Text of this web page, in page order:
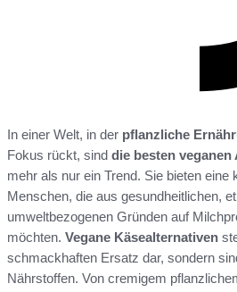
In einer Welt, in der pflanzliche
Fokus rückt, sind die besten
mehr als nur ein Trend. Sie bieten eine
Menschen, die aus gesundheitlichen,
umweltbezogenen Gründen auf
möchten. Vegane Käsealternativen
schmackhaften Ersatz dar, sondern
Nährstoffen. Von cremigem